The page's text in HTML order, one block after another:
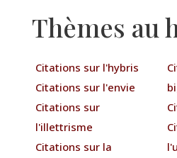
Thèmes au
Citations sur l'hybris
Citations sur l'envie
Citations sur
l'illettrisme
Citations sur la